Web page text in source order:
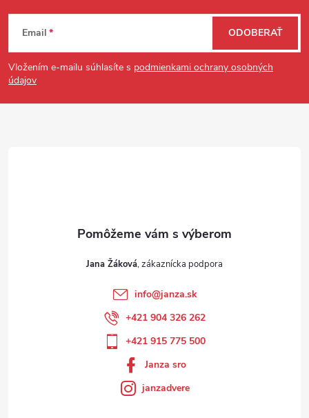
Zápätie
Email
Vložením e-mailu súhlasíte s podmienkami ochrany osobných
údajov
ODOBERAŤ
Jana Žáková
info@janza.sk
+421 904 326 262
+421 915 775 500
Janza sro
janzadvere